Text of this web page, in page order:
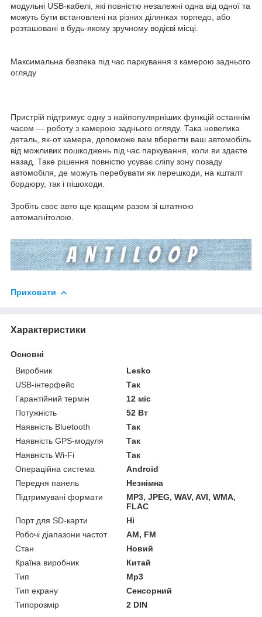
модульні USB-кабелі, які повністю незалежні одна від одної та
можуть бути встановлені на різних ділянках торпедо, або
розташовані в будь-якому зручному водієві місці.
Максимальна безпека під час паркування з камерою заднього
огляду
Пристрій підтримує одну з найпопулярніших функцій останнім
часом — роботу з камерою заднього огляду. Така невелика
деталь, як-от камера, допоможе вам вберегти ваш автомобіль
від можливих пошкоджень під час паркування, коли ви здаєте
назад. Таке рішення повністю усуває сліпу зону позаду
автомобіля, де можуть перебувати як перешкоди, на кшталт
бордюру, так і пішоходи.
Зробіть своє авто ще кращим разом зі штатною
автомагнітолою.
Приховати
Характеристики
Основні
Виробник
Lesko
USB-інтерфейс
Так
Гарантійний термін
12 міс
Потужність
52 Вт
Наявність Bluetooth
Так
Наявність GPS-модуля
Так
Наявність Wi-Fi
Так
Операційна система
Android
Передня панель
Незнімна
Підтримувані формати
MP3, JPEG, WAV, AVI, WMA,
FLAC
Порт для SD-карти
Ні
Робочі діапазони частот
AM, FM
Стан
Новий
Країна виробник
Китай
Тип
Mp3
Тип екрану
Сенсорний
Типорозмір
2 DIN